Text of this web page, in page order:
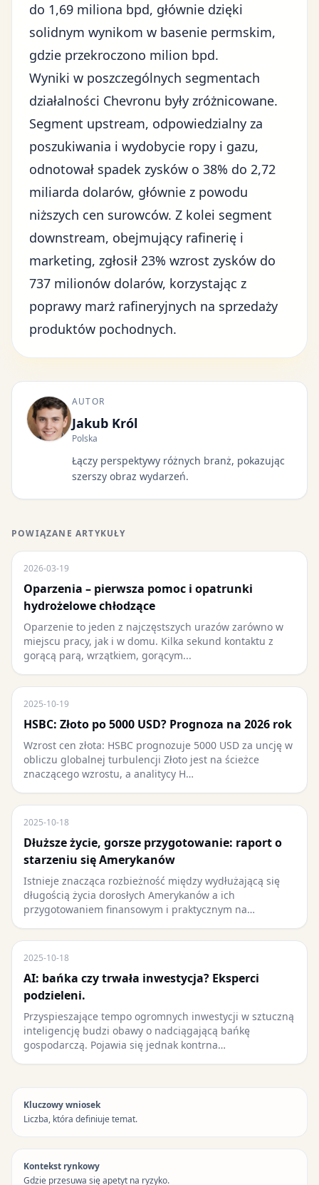
do 1,69 miliona bpd, głównie dzięki
solidnym wynikom w basenie permskim,
gdzie przekroczono milion bpd.
Wyniki w poszczególnych segmentach
działalności Chevronu były zróżnicowane.
Segment upstream, odpowiedzialny za
poszukiwania i wydobycie ropy i gazu,
odnotował spadek zysków o 38% do 2,72
miliarda dolarów, głównie z powodu
niższych cen surowców. Z kolei segment
downstream, obejmujący rafinerię i
marketing, zgłosił 23% wzrost zysków do
737 milionów dolarów, korzystając z
poprawy marż rafineryjnych na sprzedaży
produktów pochodnych.
AUTOR
Jakub Król
Polska
Łączy perspektywy różnych branż, pokazując
szerszy obraz wydarzeń.
POWIĄZANE ARTYKUŁY
2026-03-19
Oparzenia – pierwsza pomoc i opatrunki
hydrożelowe chłodzące
Oparzenie to jeden z najczęstszych urazów zarówno w
miejscu pracy, jak i w domu. Kilka sekund kontaktu z
gorącą parą, wrzątkiem, gorącym...
2025-10-19
HSBC: Złoto po 5000 USD? Prognoza na 2026 rok
Wzrost cen złota: HSBC prognozuje 5000 USD za uncję w
obliczu globalnej turbulencji Złoto jest na ścieżce
znaczącego wzrostu, a analitycy H…
2025-10-18
Dłuższe życie, gorsze przygotowanie: raport o
starzeniu się Amerykanów
Istnieje znacząca rozbieżność między wydłużającą się
długością życia dorosłych Amerykanów a ich
przygotowaniem finansowym i praktycznym na…
2025-10-18
AI: bańka czy trwała inwestycja? Eksperci
podzieleni.
Przyspieszające tempo ogromnych inwestycji w sztuczną
inteligencję budzi obawy o nadciągającą bańkę
gospodarczą. Pojawia się jednak kontrna…
Kluczowy wniosek
Liczba, która definiuje temat.
Kontekst rynkowy
Gdzie przesuwa się apetyt na ryzyko.